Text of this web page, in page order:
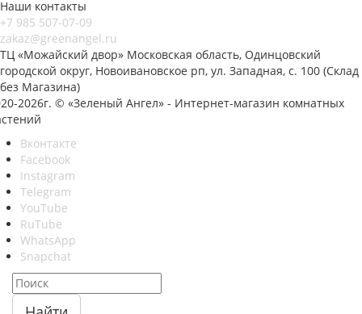
Наши контакты
+7 985 507-07-09
zakaz@greenangel.ru
ТЦ «Можайский двор» Московская область, Одинцовский
городской округ, Новоивановское рп, ул. Западная, с. 100 (Склад
без Магазина)
2026г. © «Зеленый Ангел» - Интернет-магазин комнатных
Вконтакте
Facebook
Instagram
Telegram
YouTube
RuTube
WhatsApp
Snapchat